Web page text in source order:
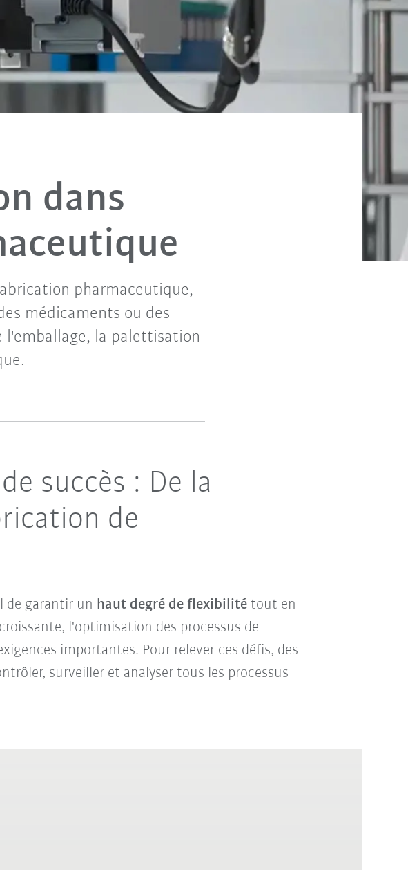
dans
pharmaceutique,
médicaments ou des
l'emballage, la palettisation
succès : De la
de
de garantir un haut degré de flexibilitétout en
l'optimisation des processus de
importantes. Pour relever ces défis, des
surveiller et analyser tous les processus